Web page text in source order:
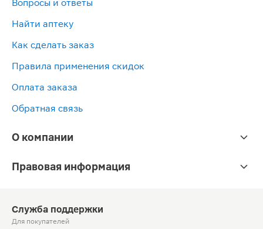
Вопросы и ответы
Найти аптеку
Как сделать заказ
Правила применения скидок
Оплата заказа
Обратная связь
О компании
Правовая информация
Служба поддержки
Для покупателей